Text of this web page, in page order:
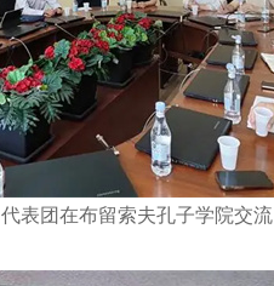
表团在布留索夫孔子学院交流